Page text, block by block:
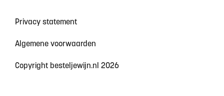
Privacy statement
Algemene voorwaarden
Copyright besteljewijn.nl 2026